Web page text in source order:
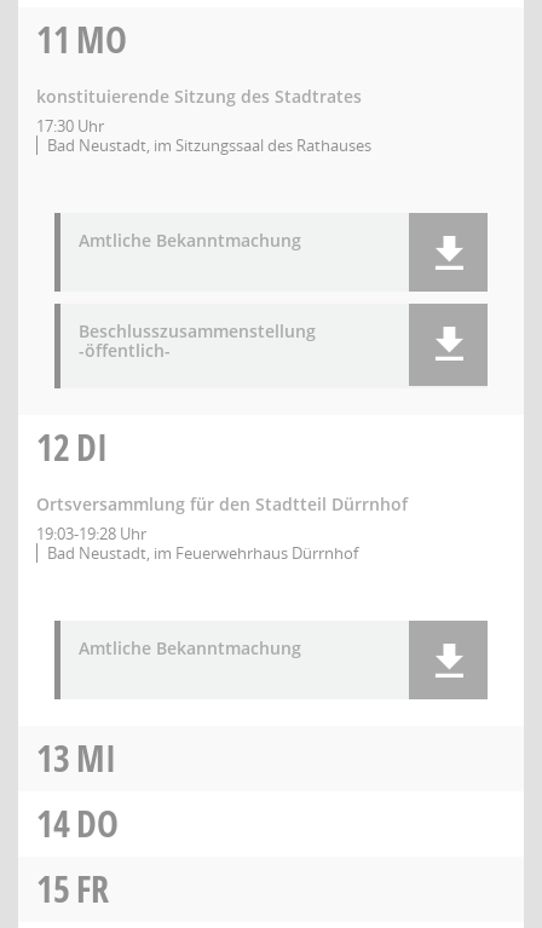
11 MO
konstituierende Sitzung des Stadtrates
17:30 Uhr
Bad Neustadt, im Sitzungssaal des Rathauses
Amtliche Bekanntmachung
Beschlusszusammenstellung
-öffentlich-
12DI
Ortsversammlung für den Stadtteil Dürrnhof
19:03-19:28 Uhr
Bad Neustadt, im Feuerwehrhaus Dürrnhof
Amtliche Bekanntmachung
13MI
14DO
15FR